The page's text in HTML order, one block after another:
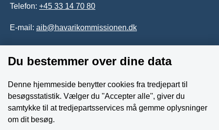
Telefon: +45 33 14 70 80
E-mail: aib@havarikommissionen.dk
Tilgængelighedserklæring
Whistleblowerordning
Følg os på YouTube
Du bestemmer over dine data
Denne hjemmeside benytter cookies fra tredjepart til
besøgsstatistik. Vælger du ''Accepter alle'', giver du
samtykke til at tredjepartsservices må gemme oplysninger
om dit besøg.